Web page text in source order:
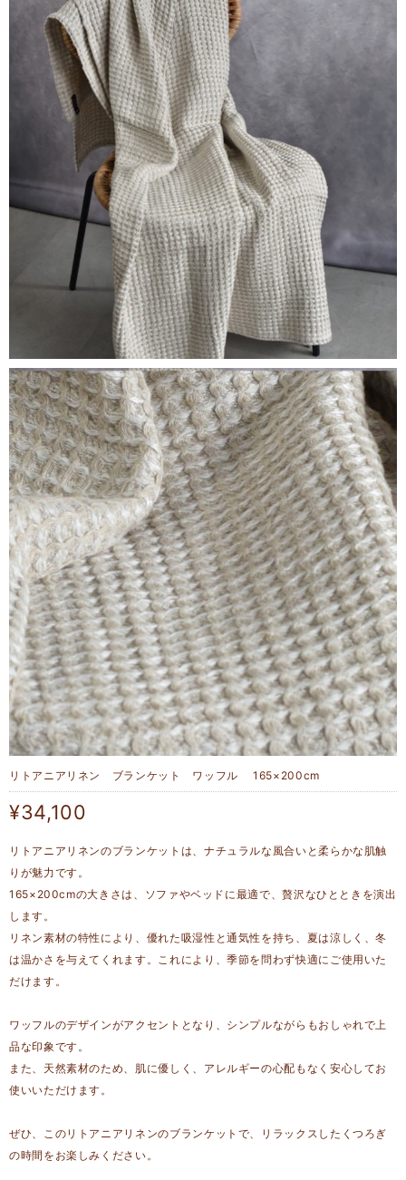
リトアニアリネン ブランケット ワッフル 165×200cm
¥34,100
リトアニアリネンのブランケットは、ナチュラルな風合いと柔らかな肌触
りが魅力です。
165×200cmの大きさは、ソファやベッドに最適で、贅沢なひとときを演出
します。
リネン素材の特性により、優れた吸湿性と通気性を持ち、夏は涼しく、冬
は温かさを与えてくれます。これにより、季節を問わず快適にご使用いた
だけます。
ワッフルのデザインがアクセントとなり、シンプルながらもおしゃれで上
品な印象です。
また、天然素材のため、肌に優しく、アレルギーの心配もなく安心してお
使いいただけます。
ぜひ、このリトアニアリネンのブランケットで、リラックスしたくつろぎ
の時間をお楽しみください。